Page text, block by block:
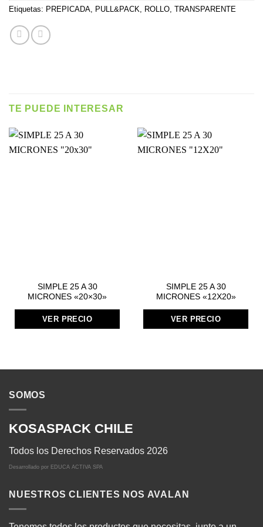
Etiquetas: PREPICADA PULL&PACK ROLLO TRANSPARENTE
TE PUEDE INTERESAR
SIMPLE 25 A 30
MICRONES «20×30»
VER PRECIO
SIMPLE 25 A 30
MICRONES «12X20»
VER PRECIO
SOMOS
KOSASPACK CHILE
Todos los Derechos Reservados 2026
Desarrollado por EDUCA ACTIVA SPA
NUESTROS CLIENTES NOS AVALAN